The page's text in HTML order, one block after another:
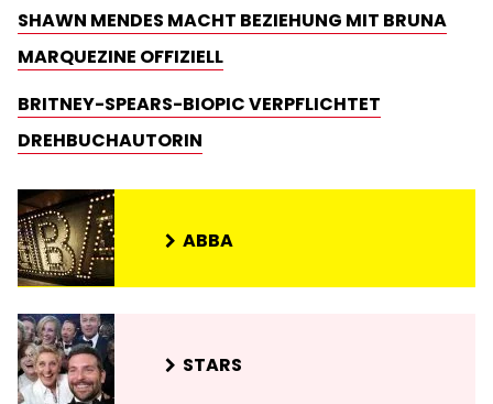
SHAWN MENDES MACHT BEZIEHUNG MIT BRUNA
MARQUEZINE OFFIZIELL
BRITNEY-SPEARS-BIOPIC VERPFLICHTET
DREHBUCHAUTORIN
ABBA
STARS